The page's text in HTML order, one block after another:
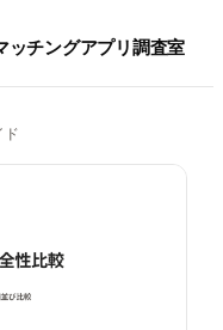
ッチングアプリ調査室
ド